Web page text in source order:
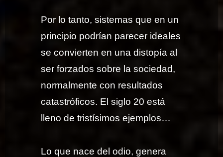
Por lo tanto, sistemas que en un
principio podrían parecer ideales
se convierten en una distopía al
ser forzados sobre la sociedad,
normalmente con resultados
catastróficos. El siglo 20 está
lleno de tristísimos ejemplos…
Lo que nace del odio, genera